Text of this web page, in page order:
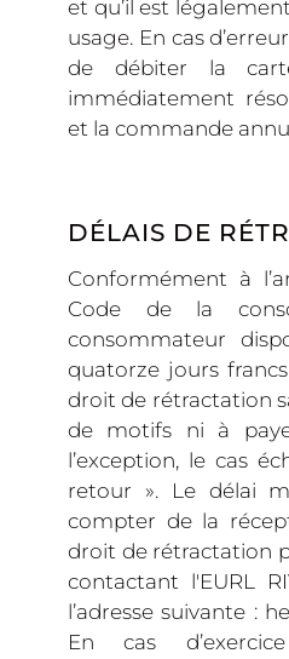
et qu’il est
usage. En cas
de débiter la
immédiatement
et la commande
DÉLAIS DE
Conformément à
Code de la
consommateur
quatorze jours
droit de rétractation
de motifs ni à
l’exception, le cas
retour ». Le délai
compter de la
droit de rétractation
contactant l'EURL
l’adresse suivante :
En cas